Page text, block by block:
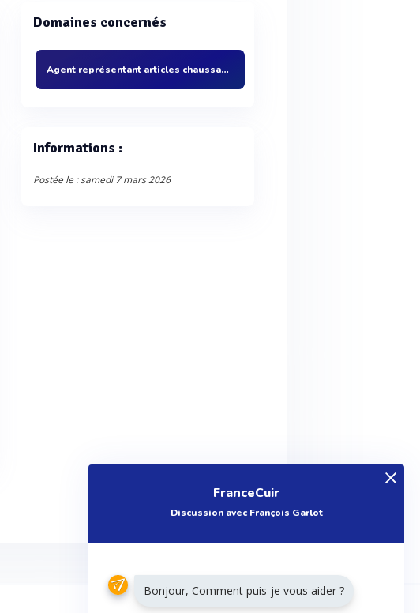
Domaines concernés
Agent représentant articles chaussants
Informations :
Postée le : samedi 7 mars 2026
FranceCuir
Discussion avec François Garlot
Bonjour, Comment puis-je vous aider ?